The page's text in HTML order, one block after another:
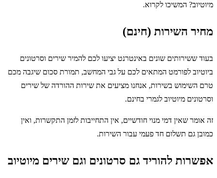
מיוטיוב? המשיכו לקרוא.
מחיר השירות (חינם)
בעוד ששירותים שונים באינטרנט יציעו לכם להמיר שירים וסרטונים
ביוטיוב לפורמט המתאים לכם על גבי המחשב, תמורת סכום שיגבה מכם
טרם השימוש בשירות, אנחנו מציעים את שירות ההורדה של שירים
וסרטונים מיוטיוב לגמרי בחינם.
זה אומר שאין דמי מנוי חודשיים, אין התחייבות לזמן התקשרות, ואין
כמובן גם תשלום חד פעמי עבור השירות.
אפשרות להוריד גם סרטונים וגם שירים מיוטיוב